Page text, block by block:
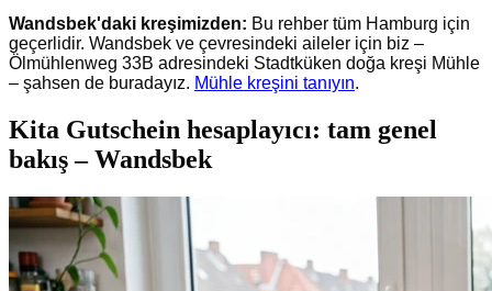
Wandsbek'daki kreşimizden: Bu rehber tüm Hamburg için
geçerlidir. Wandsbek ve çevresindeki aileler için biz –
Ölmühlenweg 33B adresindeki Stadtküken doğa kreşi Mühle
– şahsen de buradayız. Mühle kreşini tanıyın.
Kita Gutschein hesaplayıcı: tam genel
bakış – Wandsbek